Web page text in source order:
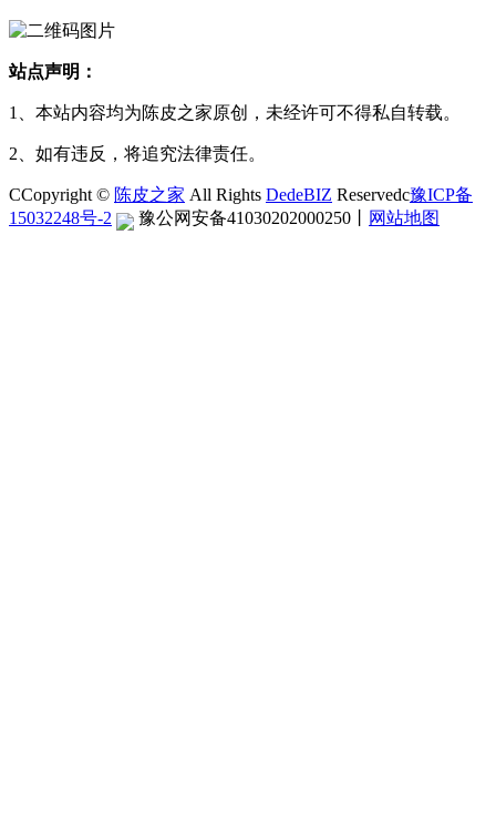
站点声明：
1、本站内容均为陈皮之家原创，未经许可不得私自转载。
2、如有违反，将追究法律责任。
CCopyright © 陈皮之家 All Rights DedeBIZ Reservedc豫ICP备
15032248号-2
豫公网安备41030202000250 网站地图